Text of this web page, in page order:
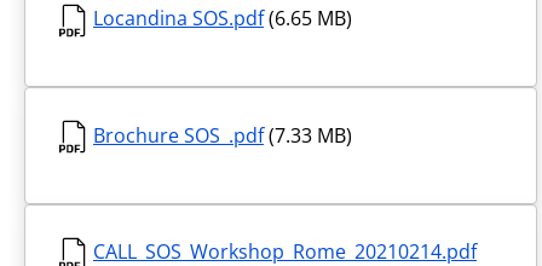
Locandina SOS.pdf(6.65 MB)
Brochure SOS_.pdf(7.33 MB)
CALL_SOS_Workshop_Rome_20210214.pdf